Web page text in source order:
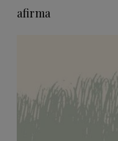
afirma